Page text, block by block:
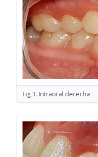
Fig 3. Intraoral derecha